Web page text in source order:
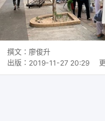
撰文： 廖俊升
出版： 2019-11-27 20:29